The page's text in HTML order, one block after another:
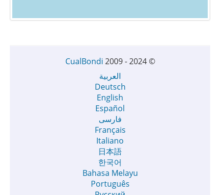
©
CualBondi 2009 - 2024
العربية
Deutsch
English
Español
فارسی
Français
Italiano
日本語
한국어
Bahasa Melayu
Português